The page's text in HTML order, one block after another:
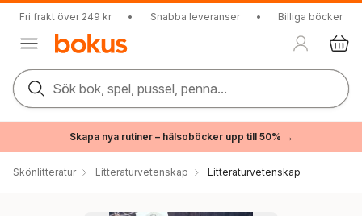
Fri frakt över 249 kr • Snabba leveranser • Billiga böcker
Sök bok, spel, pussel, penna...
Skapa nya rutiner – hälsoböcker upp till 50% →
Skönlitteratur Litteraturvetenskap Litteraturvetenskap